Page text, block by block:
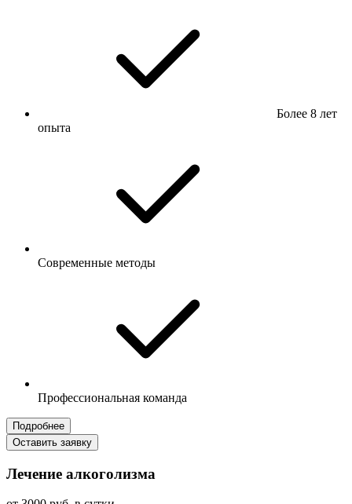
Более 8 лет
опыта
Современные методы
Профессиональная команда
Подробнее
Оставить заявку
Лечение алкоголизма